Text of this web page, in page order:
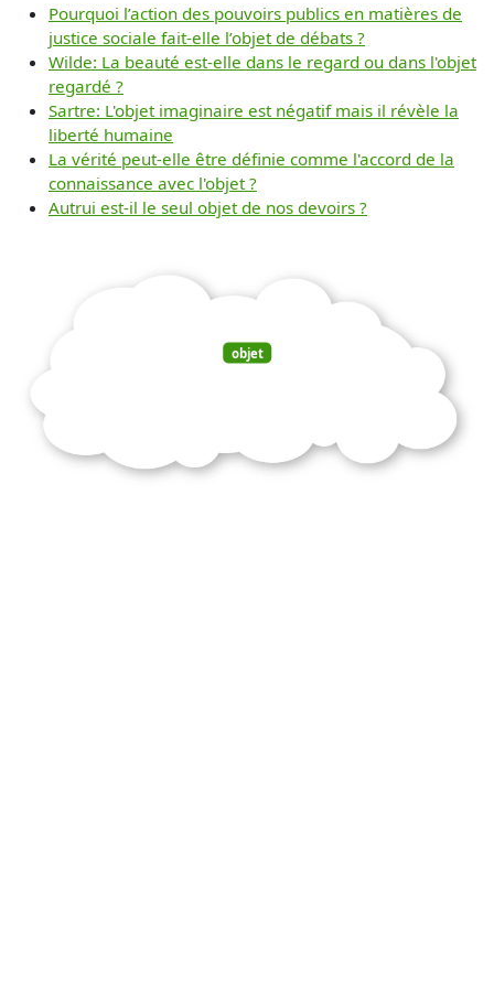
Pourquoi l’action des pouvoirs publics en matières de
justice sociale fait-elle l’objet de débats ?
Wilde: La beauté est-elle dans le regard ou dans l'objet
regardé ?
Sartre: L'objet imaginaire est négatif mais il révèle la
liberté humaine
La vérité peut-elle être définie comme l'accord de la
connaissance avec l'objet ?
Autrui est-il le seul objet de nos devoirs ?
objet